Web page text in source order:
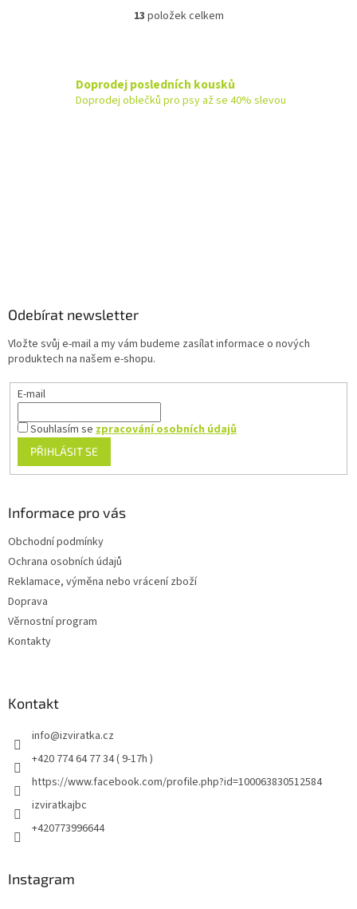
O
d
a
13 položek celkem
Doprodej posledních kousků
Doprodej oblečků pro psy až se 40% slevou
Odebírat newsletter
Vložte svůj e-mail a my vám budeme zasílat informace o nových
produktech na našem e-shopu.
E-mail
Souhlasím se zpracování osobních údajů
PŘIHLÁSIT SE
Informace pro vás
Obchodní podmínky
Ochrana osobních údajů
Reklamace, výměna nebo vrácení zboží
Doprava
Věrnostní program
Kontakty
Kontakt
info@izviratka.cz
+420 774 64 77 34 ( 9-17h )
https://www.facebook.com/profile.php?id=100063830512584
izviratkajbc
+420773996644
Instagram